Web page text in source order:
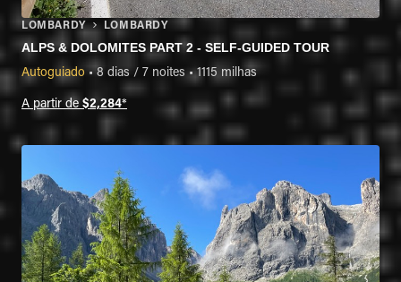
LOMBARDY LOMBARDY
ALPS & DOLOMITES PART 2 - SELF-GUIDED TOUR
Autoguiado •8 dias / 7 noites •1115 milhas
A partir de $2,284*